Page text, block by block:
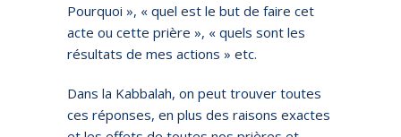
Pourquoi », « quel est le but de faire cet
acte ou cette prière », « quels sont les
résultats de mes actions » etc.
Dans la Kabbalah, on peut trouver toutes
ces réponses, en plus des raisons exactes